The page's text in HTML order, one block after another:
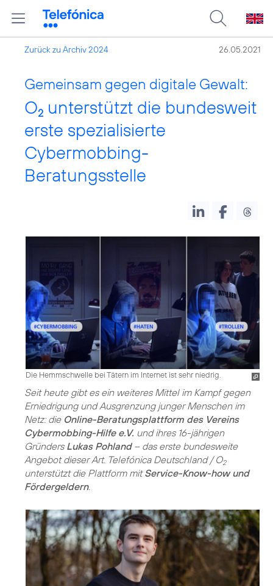
Zurück zu Archiv 2024 26.05.2021
Gemeinsam gegen digitale Gewalt:
O2 unterstützt die bundesweit
erste spezialisierte
Cybermobbing-
Beratungsstelle
Die Hemmschwelle bei Tätern im Internet ist sehr niedrig.
Seit heute gibt es ein weiteres Mittel im Kampf gegen
Erniedrigung und Ausgrenzung junger Menschen im
Netz: die Online-Beratungsplattform des Vereins
Cybermobbing-Hilfe e.V. und ihres 16-jährigen
Gründers Lukas Pohland– das erste bundesweite
Angebot dieser Art. Telefónica Deutschland / O2
unterstützt die Plattform mitService-Know-how und
Fördergeldern.